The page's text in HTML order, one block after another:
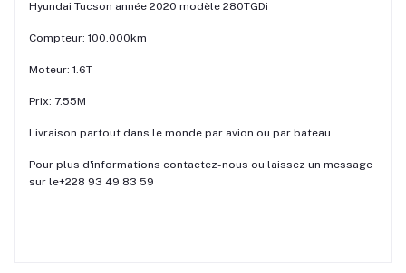
Hyundai Tucson année 2020 modèle 280TGDi
Compteur: 100.000km
Moteur: 1.6T
Prix: 7.55M
Livraison partout dans le monde par avion ou par bateau
Pour plus d'informations contactez-nous ou laissez un message
sur le+228 93 49 83 59